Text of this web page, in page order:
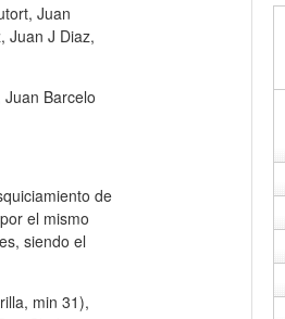
Juan
Juan J Diaz,
Barcelo
de
el mismo
siendo el
min 31),